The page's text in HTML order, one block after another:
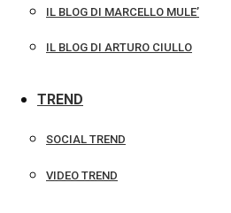
IL BLOG DI MARCELLO MULE’
IL BLOG DI ARTURO CIULLO
TREND
SOCIAL TREND
VIDEO TREND